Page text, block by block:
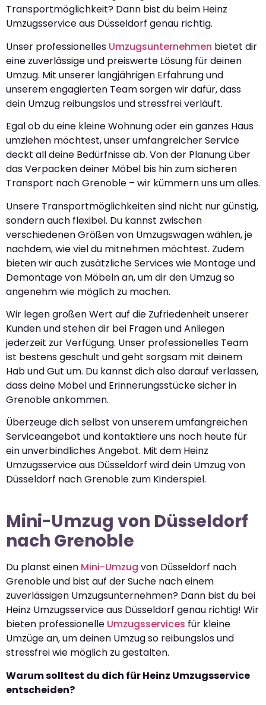
Transportmöglichkeit? Dann bist du beim Heinz
Umzugsservice aus Düsseldorf genau richtig.
Unser professionelles Umzugsunternehmen bietet dir
eine zuverlässige und preiswerte Lösung für deinen
Umzug. Mit unserer langjährigen Erfahrung und
unserem engagierten Team sorgen wir dafür, dass
dein Umzug reibungslos und stressfrei verläuft.
Egal ob du eine kleine Wohnung oder ein ganzes Haus
umziehen möchtest, unser umfangreicher Service
deckt all deine Bedürfnisse ab. Von der Planung über
das Verpacken deiner Möbel bis hin zum sicheren
Transport nach Grenoble – wir kümmern uns um alles.
Unsere Transportmöglichkeiten sind nicht nur günstig,
sondern auch flexibel. Du kannst zwischen
verschiedenen Größen von Umzugswagen wählen, je
nachdem, wie viel du mitnehmen möchtest. Zudem
bieten wir auch zusätzliche Services wie Montage und
Demontage von Möbeln an, um dir den Umzug so
angenehm wie möglich zu machen.
Wir legen großen Wert auf die Zufriedenheit unserer
Kunden und stehen dir bei Fragen und Anliegen
jederzeit zur Verfügung. Unser professionelles Team
ist bestens geschult und geht sorgsam mit deinem
Hab und Gut um. Du kannst dich also darauf verlassen,
dass deine Möbel und Erinnerungsstücke sicher in
Grenoble ankommen.
Überzeuge dich selbst von unserem umfangreichen
Serviceangebot und kontaktiere uns noch heute für
ein unverbindliches Angebot. Mit dem Heinz
Umzugsservice aus Düsseldorf wird dein Umzug von
Düsseldorf nach Grenoble zum Kinderspiel.
Mini-Umzug von Düsseldorf
nach Grenoble
Du planst einen Mini-Umzug von Düsseldorf nach
Grenoble und bist auf der Suche nach einem
zuverlässigen Umzugsunternehmen? Dann bist du bei
Heinz Umzugsservice aus Düsseldorf genau richtig! Wir
bieten professionelle Umzugsservices für kleine
Umzüge an, um deinen Umzug so reibungslos und
stressfrei wie möglich zu gestalten.
Warum solltest du dich für Heinz Umzugsservice
entscheiden?